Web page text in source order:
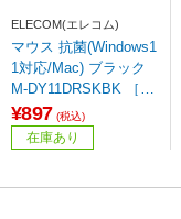
ELECOM(エレコム)
マウス 抗菌(Windows1
1対応/Mac) ブラック
M-DY11DRSKBK ［光
学式 /無線(ワイヤレス)
/3ボタン /USB］ 【86
4】
¥897 (税込)
在庫あり